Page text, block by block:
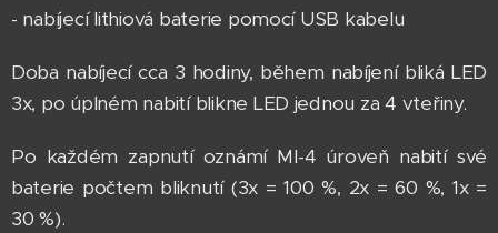
- nabíjecí lithiová baterie pomocí USB kabelu
Doba nabíjecí cca 3 hodiny, během nabíjení bliká LED
3x, po úplném nabití blikne LED jednou za 4 vteřiny.
Po každém zapnutí oznámí MI-4 úroveň nabití své
baterie počtem bliknutí (3x = 100 %, 2x = 60 %, 1x =
30 %).